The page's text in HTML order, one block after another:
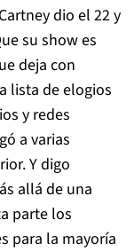
dio el 22 y
su show es
deja con
lista de elogios
y redes
a varias
Y digo
allá de una
parte los
para la mayoría